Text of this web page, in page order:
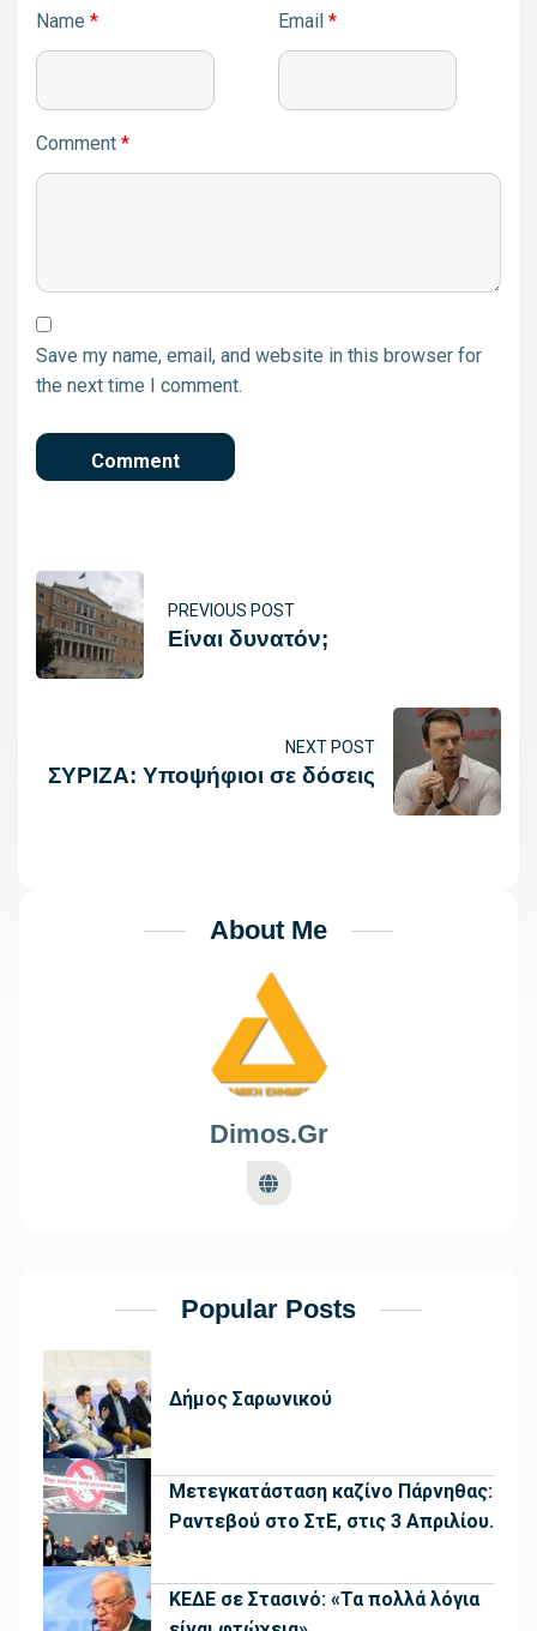
Name * Email *
Comment *
Save my name, email, and website in this browser for
the next time I comment.
PREVIOUS POST
Είναι δυνατόν;
NEXT POST
ΣΥΡΙΖΑ: Υποψήφιοι σε δόσεις
About Me
Dimos.gr
Popular Posts
Δήμος Σαρωνικού
Μετεγκατάσταση καζίνο Πάρνηθας:
Ραντεβού στο ΣτΕ, στις 3 Απριλίου.
ΚΕΔΕ σε Στασινό: «Τα πολλά λόγια